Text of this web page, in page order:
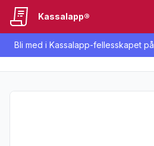
Bli med i Kassalapp-fellesskapet på
Kassalapp®